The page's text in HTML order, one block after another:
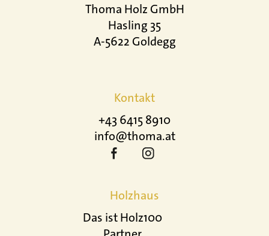
Thoma Holz GmbH
Hasling 35
A-5622 Goldegg
Kontakt
+43 6415 8910
info@thoma.at
Holzhaus
Das ist Holz100